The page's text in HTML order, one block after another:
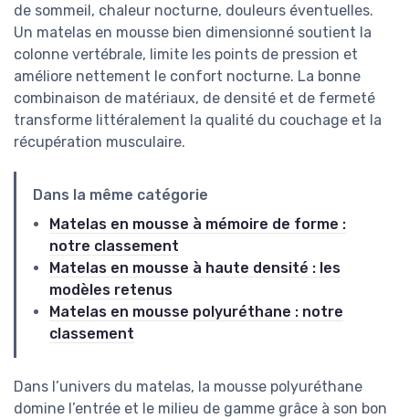
de sommeil, chaleur nocturne, douleurs éventuelles.
Un matelas en mousse bien dimensionné soutient la
colonne vertébrale, limite les points de pression et
améliore nettement le confort nocturne. La bonne
combinaison de matériaux, de densité et de fermeté
transforme littéralement la qualité du couchage et la
récupération musculaire.
Dans la même catégorie
Matelas en mousse à mémoire de forme :
notre classement
Matelas en mousse à haute densité : les
modèles retenus
Matelas en mousse polyuréthane : notre
classement
Dans l’univers du matelas, la mousse polyuréthane
domine l’entrée et le milieu de gamme grâce à son bon